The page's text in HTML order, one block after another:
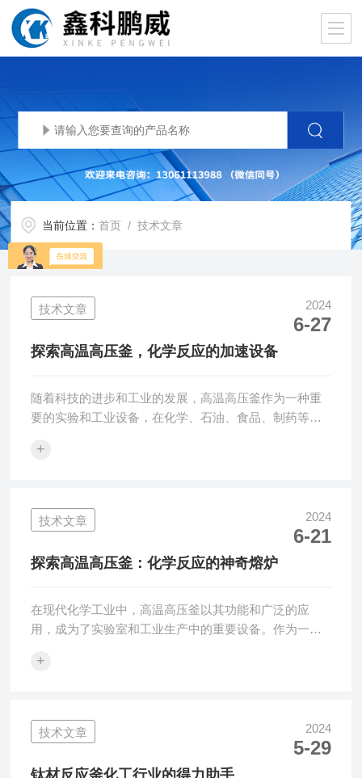
当前位置：首页 / 技术文章
技术文章 2024
6-27
探索高温高压釜，化学反应的加速设备
随着科技的进步和工业的发展，高温高压釜作为一种重
要的实验和工业设备，在化学、石油、食品、制药等领
用领域以及其对现代工业发展的贡献。一、工作原理高
内温度逐渐升高。同时，通过压力传感器或压力表等装
置对釜内施加高压，促进反应体系中的化学反应加速进
行。在高温高压条件下，反应物分子之间的相互作用增
强，反应速率显著提高，从而提高产率和产品质量。
+
技术文章 2024
6-21
探索高温高压釜：化学反应的神奇熔炉
在现代化学工业中，高温高压釜以其功能和广泛的应
用，成为了实验室和工业生产中的重要设备。作为一种
化学反应、提高反应效率以及实现特殊反应条件等方面
炉的神秘面纱。高温高压釜的核心工作原理在于其能够
创造出高温高压的环境。在高温条件下，反应物分子的
能量得以提升，使得分子间的碰撞频率增加，从而加快
+
技术文章 2024
5-29
钛材反应釜化工行业的得力助手